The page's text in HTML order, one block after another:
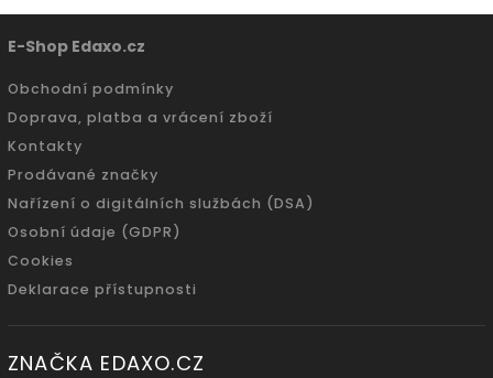
E-Shop Edaxo.cz
Obchodní podmínky
Doprava, platba a vrácení zboží
Kontakty
Prodávané značky
Nařízení o digitálních službách (DSA)
Osobní údaje (GDPR)
Cookies
Deklarace přístupnosti
ZNAČKA EDAXO.CZ